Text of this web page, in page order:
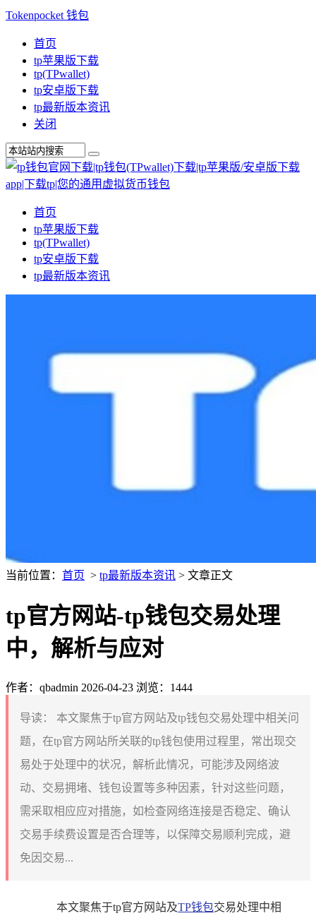
Tokenpocket 钱包
首页
tp苹果版下载
tp(TPwallet)
tp安卓版下载
tp最新版本资讯
关闭
首页
tp苹果版下载
tp(TPwallet)
tp安卓版下载
tp最新版本资讯
当前位置： 首页 > tp最新版本资讯 > 文章正文
tp官方网站-tp钱包交易处理
中，解析与应对
作者：qbadmin 2026-04-23 浏览：1444
导读：
本文聚焦于tp官方网站及tp钱包交易处理中相关问
题，在tp官方网站所关联的tp钱包使用过程里，常出现交
易处于处理中的状况，解析此情况，可能涉及网络波
动、交易拥堵、钱包设置等多种因素，针对这些问题，
需采取相应应对措施，如检查网络连接是否稳定、确认
交易手续费设置是否合理等，以保障交易顺利完成，避
免因交易...
本文聚焦于tp官方网站及TP钱包交易处理中相